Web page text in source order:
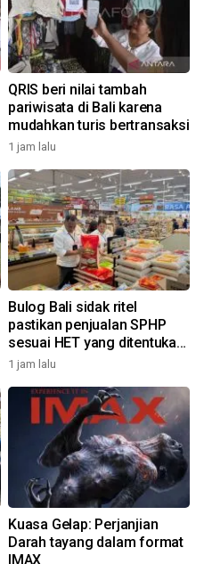
QRIS beri nilai tambah
pariwisata di Bali karena
mudahkan turis bertransaksi
1 jam lalu
Bulog Bali sidak ritel
pastikan penjualan SPHP
sesuai HET yang ditentukan
pemerintah
1 jam lalu
Kuasa Gelap: Perjanjian
Darah tayang dalam format
IMAX